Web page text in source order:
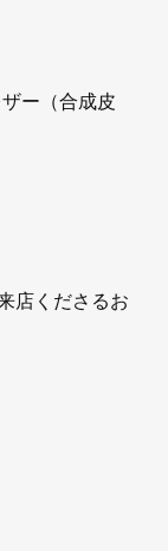
ー（合成皮
店くださるお